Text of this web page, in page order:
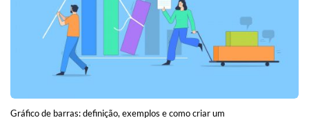
Gráfico de barras: definição, exemplos e como criar um